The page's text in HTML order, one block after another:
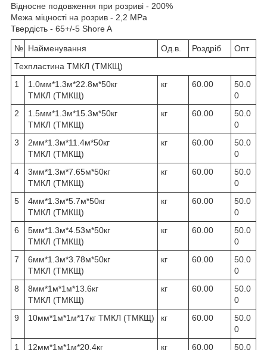
Відносне подовження при розриві - 200%
Межа міцності на розрив - 2,2 MPa
Твердість - 65+/-5 Shore A
№ Найменування Од.в. Роздріб
Опт
Техпластина ТМКЛ (ТМКЩ)
1
1.0мм*1.3м*22.8м*50кг
ТМКЛ (ТМКЩ)
кг 60.00
50.0
0
2
1.5мм*1.3м*15.3м*50кг
ТМКЛ (ТМКЩ)
кг 60.00
50.0
0
3
2мм*1.3м*11.4м*50кг
ТМКЛ (ТМКЩ)
кг 60.00
50.0
0
4
3мм*1.3м*7.65м*50кг
ТМКЛ (ТМКЩ)
кг 60.00
50.0
0
5
4мм*1.3м*5.7м*50кг
ТМКЛ (ТМКЩ)
кг 60.00
50.0
0
6
5мм*1.3м*4.53м*50кг
ТМКЛ (ТМКЩ)
кг 60.00
50.0
0
7
6мм*1.3м*3.78м*50кг
ТМКЛ (ТМКЩ)
кг 60.00
50.0
0
8
8мм*1м*1м*13.6кг
ТМКЛ (ТМКЩ)
кг 60.00
50.0
0
9
10мм*1м*1м*17кг ТМКЛ (ТМКЩ) кг 60.00
50.0
0
1
12мм*1м*1м*20.4кг кг 60.00 50.0